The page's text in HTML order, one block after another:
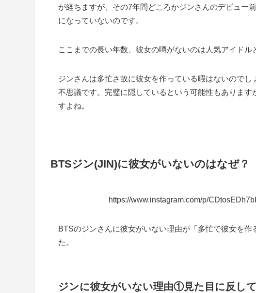
が経ちますが、その7年間どころかジンさんのデビュー
になっていないのです。
ここまでの長い年数、彼女の噂がないのは人気アイドル
ジンさんは多忙さ故に彼女を作っている暇はないので
不思議です。完璧に隠しているという可能性もありま
すよね。
BTSジン(JIN)に彼女がいないのはなぜ？
https://www.instagram.com/p/
BTSのジンさんに彼女がいない理由が「多忙で彼女を
た。
ジンに彼女がいない理由①見た目に反し